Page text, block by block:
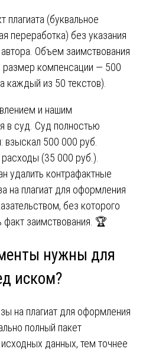
(буквальное
переработка) без указания
Объем заимствования
компенсации — 500
каждый из 50 текстов).
и нашим
в суд. Суд полностью
взыскал 500 000 руб.
(35 000 руб.).
удалить контрафактные
на плагиат для оформления
без которого
заимствования. 🏆
нужны для
иском?
на плагиат для оформления
полный пакет
данных, тем точнее